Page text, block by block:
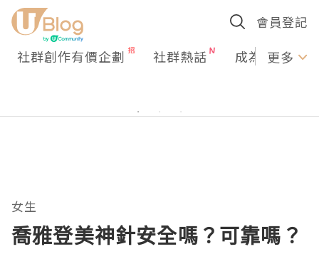
會員登記
社群創作有價企劃 社群熱話 成為U更多
女生
喬雅登美神針安全嗎？可靠嗎？